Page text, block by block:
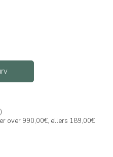
over 990,00€, ellers 189,00€